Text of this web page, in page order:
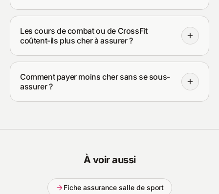
Les cours de combat ou de CrossFit
coûtent-ils plus cher à assurer ?
Comment payer moins cher sans se sous-
assurer ?
À voir aussi
Fiche assurance salle de sport